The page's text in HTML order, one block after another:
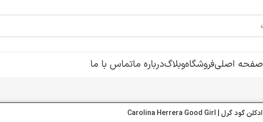
صفحه اصلیفروشگاهوبلاگدرباره ماتماس با ما
ادکلن گود گرل | Carolina Herrera Good Girl